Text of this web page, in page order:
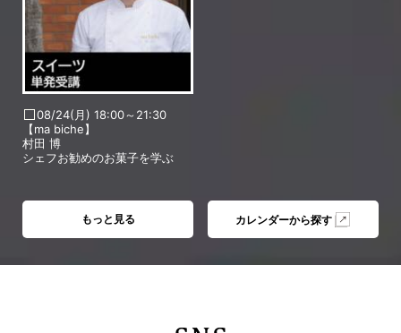
08/24(月) 18:00～21:30
【ma biche】
村田 博
シェフお勧めのお菓子を学ぶ
もっと見る カレンダーから探す